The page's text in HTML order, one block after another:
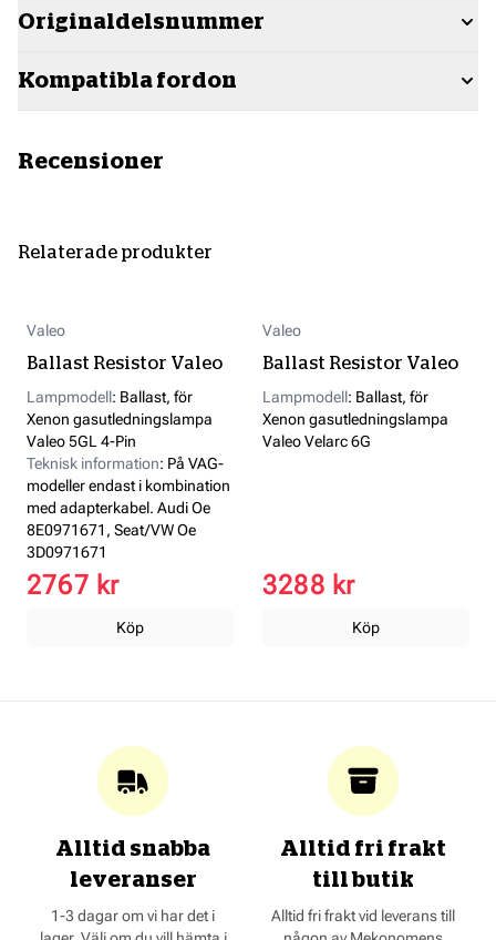
Originaldelsnummer
Kompatibla fordon
Recensioner
Relaterade produkter
Valeo
Ballast Resistor Valeo
Lampmodell: Ballast, för
Xenon gasutledningslampa
Valeo 5GL 4-Pin
Teknisk information: På VAG-
modeller endast i kombination
med adapterkabel. Audi Oe
8E0971671, Seat/VW Oe
3D0971671
2767 kr
Köp
Valeo
Ballast Resistor Valeo
Lampmodell: Ballast, för
Xenon gasutledningslampa
Valeo Velarc 6G
3288 kr
Köp
Alltid snabba
leveranser
1-3 dagar om vi har det i
Alltid fri frakt
till butik
Alltid fri frakt vid leverans till